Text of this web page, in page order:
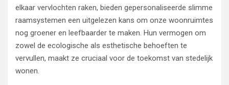
elkaar vervlochten raken, bieden gepersonaliseerde slimme
raamsystemen een uitgelezen kans om onze woonruimtes
nog groener en leefbaarder te maken. Hun vermogen om
zowel de ecologische als esthetische behoeften te
vervullen, maakt ze cruciaal voor de toekomst van stedelijk
wonen.